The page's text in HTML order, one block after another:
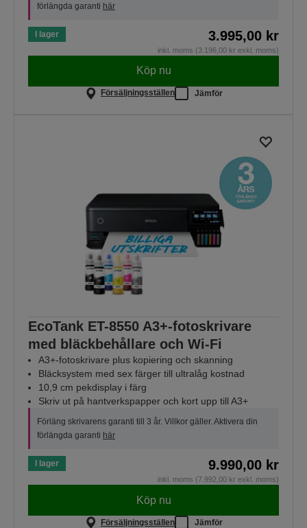
förlängda garanti här
I lager 3.995,00 kr
inkl. moms (3.196,00 kr exkl. moms)
Köp nu
Försäljningsställen Jämför
EcoTank ET-8550 A3+-fotoskrivare
med bläckbehållare och Wi-Fi
A3+-fotoskrivare plus kopiering och skanning
Bläcksystem med sex färger till ultralåg kostnad
10,9 cm pekdisplay i färg
Skriv ut på hantverkspapper och kort upp till A3+
Förläng skrivarens garanti till 3 år. Villkor gäller. Aktivera din
förlängda garanti här
I lager 9.990,00 kr
inkl. moms (7.992,00 kr exkl. moms)
Köp nu
Försäljningsställen Jämför